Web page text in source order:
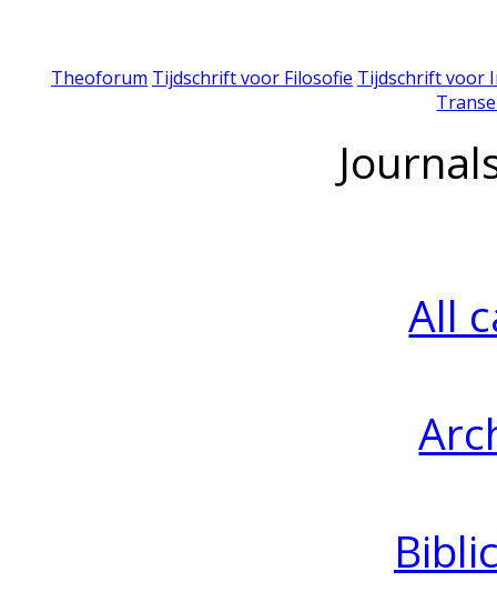
Theoforum Tijdschrift voor Filosofie Tijdschrift voor
All